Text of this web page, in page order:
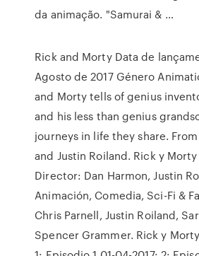
da animação. "Samurai & …
Rick and Morty Data de
Agosto de 2017 Género
and Morty tells of genius
and his less than genius
journeys in life they share.
and Justin Roiland. Rick y
Director: Dan Harmon, Justin
Animación, Comedia, Sci-Fi &
Chris Parnell, Justin Roiland,
Spencer Grammer. Rick y